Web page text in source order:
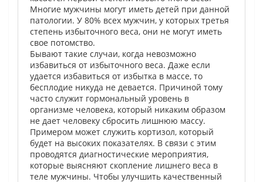
Многие мужчины могут иметь детей при данной
патологии. У 80% всех мужчин, у которых третья
степень избыточного веса, они не могут иметь
свое потомство.
Бывают такие случаи, когда невозможно
избавиться от избыточного веса. Даже если
удается избавиться от избытка в массе, то
бесплодие никуда не девается. Причиной тому
часто служит гормональный уровень в
организме человека, который никаким образом
не дает человеку сбросить лишнюю массу.
Примером может служить кортизол, который
будет на высоких показателях. В связи с этим
проводятся диагностические мероприятия,
которые выясняют скопление лишнего веса в
теле мужчины. Чтобы улучшить качественный